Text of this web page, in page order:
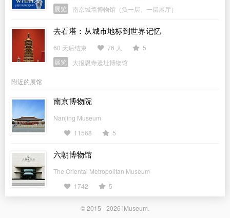
展览
南京城墙博物馆（负一层、一层展厅）
去看塔：从城市地标到世界记忆
60 天后结束 76 人
5
展览
大报恩寺遗址博物馆
附近的展馆
南京博物院
Nanjing Museum
11568
5
六朝博物馆
The Oriental Metropolitan Museum
1742
5
© 2015 - 2026 iMuseum